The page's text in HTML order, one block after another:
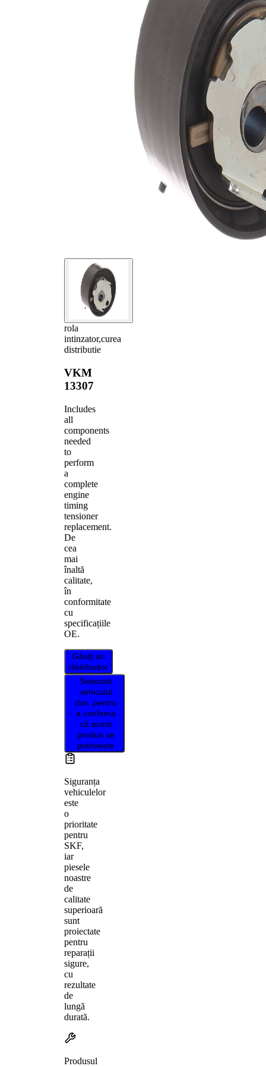
rola
intinzator,curea
distributie
VKM
13307
Includes
all
components
needed
to
perform
a
complete
engine
timing
tensioner
replacement.
De
cea
mai
înaltă
calitate,
în
conformitate
cu
specificațiile
OE.
Găsiți un
distribuitor
Selectați
vehiculul
dvs. pentru
a confirma
că acest
produs se
potrivește
Siguranța
vehiculelor
este
o
prioritate
pentru
SKF,
iar
piesele
noastre
de
calitate
superioară
sunt
proiectate
pentru
reparații
sigure,
cu
rezultate
de
lungă
durată.
Produsul
automatic